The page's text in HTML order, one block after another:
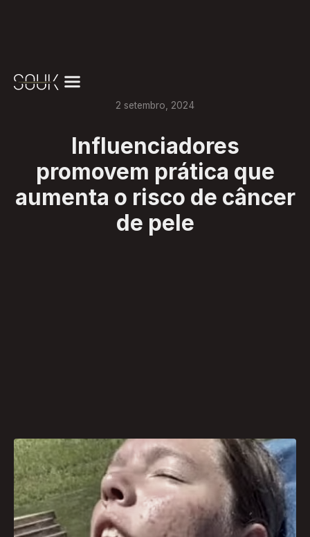
2 setembro 2024
Influenciadores
promovem prática que
aumenta o risco de câncer
de pele
Influenciadores digitais, especialmente na
plataforma TikTok, estão encorajando os
seguidores a evitar o uso de protetor solar,